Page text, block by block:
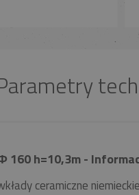
160 h=10,3m -
ceramiczne